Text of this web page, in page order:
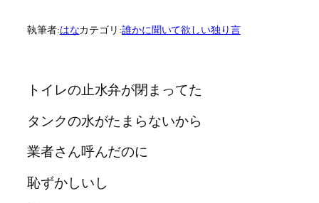
執筆者:はなカテゴリ:誰かに聞いて欲しい独り言
トイレの止水弁が閉まってた
タンクの水がたまらないから
業者さん呼んだのに
恥ずかしいし